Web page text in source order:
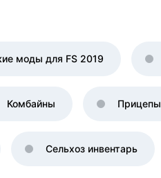
моды для FS 2019
Комбайны Прицепы
Сельхоз инвентарь